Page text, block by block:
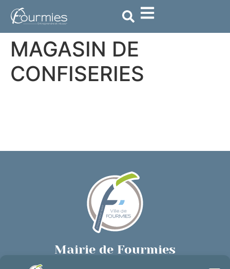
principal
MAGASIN DE
CONFISERIES
Mairie de Fourmies